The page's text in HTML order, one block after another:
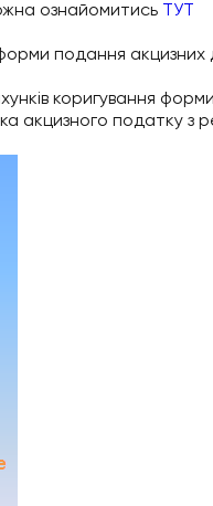
ознайомитись
ТУТ
подання акцизних
коригування
податку з